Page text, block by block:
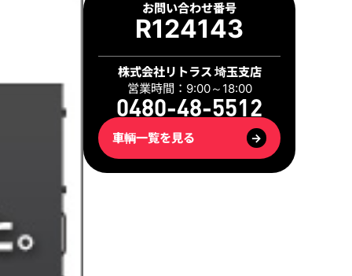
お問い合わせ番号
R124143
株式会社リトラス 埼玉支店
営業時間：9:00～18:00
0480-48-5512
車輌一覧を見る →